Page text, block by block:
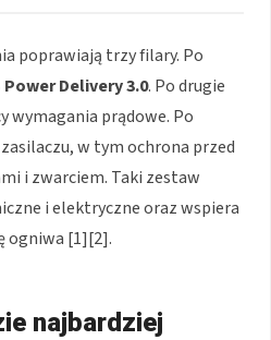
poprawiają trzy filary. Po
Power Delivery 3.0. Po drugie
wymagania prądowe. Po
w tym ochrona przed
i zwarciem. Taki zestaw
i elektryczne oraz wspiera
ogniwa [1][2].
najbardziej